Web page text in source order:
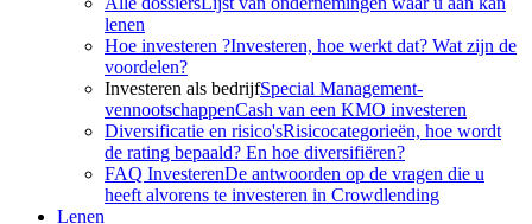
lenen
Hoe investeren ?Investeren, hoe werkt dat? Wat zijn de
voordelen?
Investeren als bedrijfSpecial Management-
vennootschappenCash van een KMO investeren
Diversificatie en risico'sRisicocategorieën, hoe wordt
de rating bepaald? En hoe diversifiëren?
FAQ InvesterenDe antwoorden op de vragen die u
heeft alvorens te investeren in Crowdlending
Lenen